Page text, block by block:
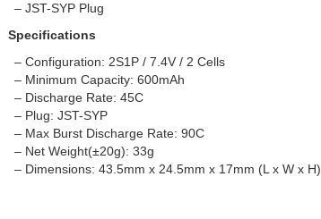
– JST-SYP Plug
Specifications
– Configuration: 2S1P / 7.4V / 2 Cells
– Minimum Capacity: 600mAh
– Discharge Rate: 45C
– Plug: JST-SYP
– Max Burst Discharge Rate: 90C
– Net Weight(±20g): 33g
– Dimensions: 43.5mm x 24.5mm x 17mm (L x W x H)